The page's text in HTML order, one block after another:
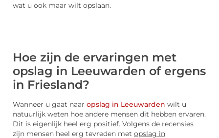
wat u ook maar wilt opslaan.
Hoe zijn de ervaringen met
opslag in Leeuwarden of ergens
in Friesland?
Wanneer u gaat naar opslag in Leeuwarden wilt u
natuurlijk weten hoe andere mensen dit hebben ervaren.
Dit is eigenlijk heel erg positief. Volgens de recensies
zijn mensen heel erg tevreden met opslag in